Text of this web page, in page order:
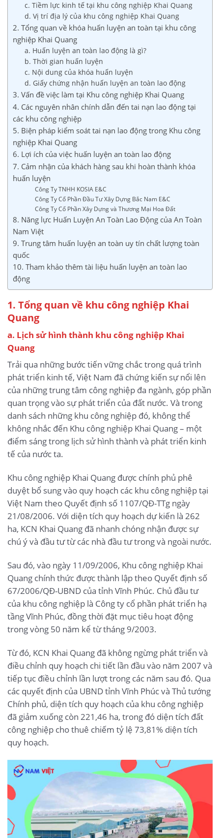
c. Tiềm lực kinh tế tại khu công nghiệp Khai Quang
d. Vị trí địa lý của khu công nghiệp Khai Quang
2. Tổng quan về khóa huấn luyện an toàn tại khu công
nghiệp Khai Quang
a. Huấn luyện an toàn lao động là gì?
b. Thời gian huấn luyện
c. Nội dung của khóa huấn luyện
d. Giấy chứng nhận huấn luyện an toàn lao động
3. Vấn đề việc làm tại Khu công nghiệp Khai Quang
4. Các nguyên nhân chính dẫn đến tai nạn lao động tại
các khu công nghiệp
5. Biện pháp kiểm soát tai nạn lao động trong Khu công
nghiệp Khai Quang
6. Lợi ích của việc huấn luyện an toàn lao động
7. Cảm nhận của khách hàng sau khi hoàn thành khóa
huấn luyện
Công Ty TNHH KOSIA E&C
Công Ty Cổ Phần Đầu Tư Xây Dựng Bắc Nam E&C
Công Ty Cổ Phần Xây Dựng và Thương Mại Hoa Đất
8. Năng lực Huấn Luyện An Toàn Lao Động của An Toàn
Nam Việt
9. Trung tâm huấn luyện an toàn uy tín chất lượng toàn
quốc
10. Tham khảo thêm tài liệu huấn luyện an toàn lao
động
1. Tổng quan về khu công nghiệp Khai
Quang
a. Lịch sử hình thành khu công nghiệp Khai
Quang
Trải qua những bước tiến vững chắc trong quá trình
phát triển kinh tế, Việt Nam đã chứng kiến sự nổi lên
của những trung tâm công nghiệp đa ngành, góp phần
quan trọng vào sự phát triển của đất nước. Và trong
danh sách những khu công nghiệp đó, không thể
không nhắc đến Khu công nghiệp Khai Quang – một
điểm sáng trong lịch sử hình thành và phát triển kinh
tế của nước ta.
Khu công nghiệp Khai Quang được chính phủ phê
duyệt bổ sung vào quy hoạch các khu công nghiệp tại
Việt Nam theo Quyết định số 1107/QĐ-TTg ngày
21/08/2006. Với diện tích quy hoạch dự kiến là 262
ha, KCN Khai Quang đã nhanh chóng nhận được sự
chú ý và đầu tư từ các nhà đầu tư trong và ngoài nước.
Sau đó, vào ngày 11/09/2006, Khu công nghiệp Khai
Quang chính thức được thành lập theo Quyết định số
67/2006/QĐ-UBND của tỉnh Vĩnh Phúc. Chủ đầu tư
của khu công nghiệp là Công ty cổ phần phát triển hạ
tầng Vĩnh Phúc, đồng thời đặt mục tiêu hoạt động
trong vòng 50 năm kể từ tháng 9/2003.
Từ đó, KCN Khai Quang đã không ngừng phát triển và
điều chỉnh quy hoạch chi tiết lần đầu vào năm 2007 và
tiếp tục điều chỉnh lần lượt trong các năm sau đó. Qua
các quyết định của UBND tỉnh Vĩnh Phúc và Thủ tướng
Chính phủ, diện tích quy hoạch của khu công nghiệp
đã giảm xuống còn 221,46 ha, trong đó diện tích đất
công nghiệp cho thuê chiếm tỷ lệ 73,81% diện tích
quy hoạch.